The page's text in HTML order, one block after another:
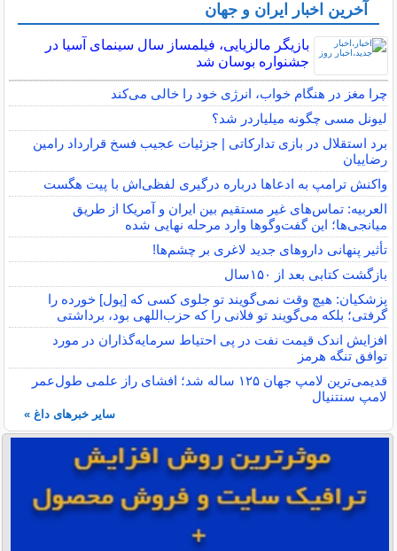
آخرین اخبار ایران و جهان
بازیگر مالزیایی، فیلمساز سال سینمای آسیا در
جشنواره بوسان شد
چرا مغز در هنگام خواب، انرژی خود را خالی می‌کند
لیونل مسی چگونه میلیاردر شد؟
برد استقلال در بازی تدارکاتی | جزئیات عجیب فسخ قرارداد رامین
رضاییان
واکنش ترامپ به ادعاها درباره درگیری لفظی‌اش با پیت هگست
العربیه: تماس‌های غیر مستقیم بین ایران و آمریکا از طریق
میانجی‌ها؛ این گفت‌و‌گو‌ها وارد مرحله نهایی شده
تأثیر پنهانی داروهای جدید لاغری بر چشم‌ها!
بازگشت کتابی بعد از ۱۵۰سال
پزشکیان: هیچ وقت نمی‌گویند تو جلوی کسی که [پول] خورده را
گرفتی؛ بلکه می‌گویند تو فلانی را که حزب‌اللهی بود، برداشتی
افزایش اندک قیمت نفت در پی احتیاط سرمایه‌گذاران در مورد
توافق تنگه هرمز
قدیمی‌ترین لامپ جهان ۱۲۵ ساله شد؛ افشای راز علمی طول‌عمر
لامپ سنتنیال
سایر خبرهای داغ »